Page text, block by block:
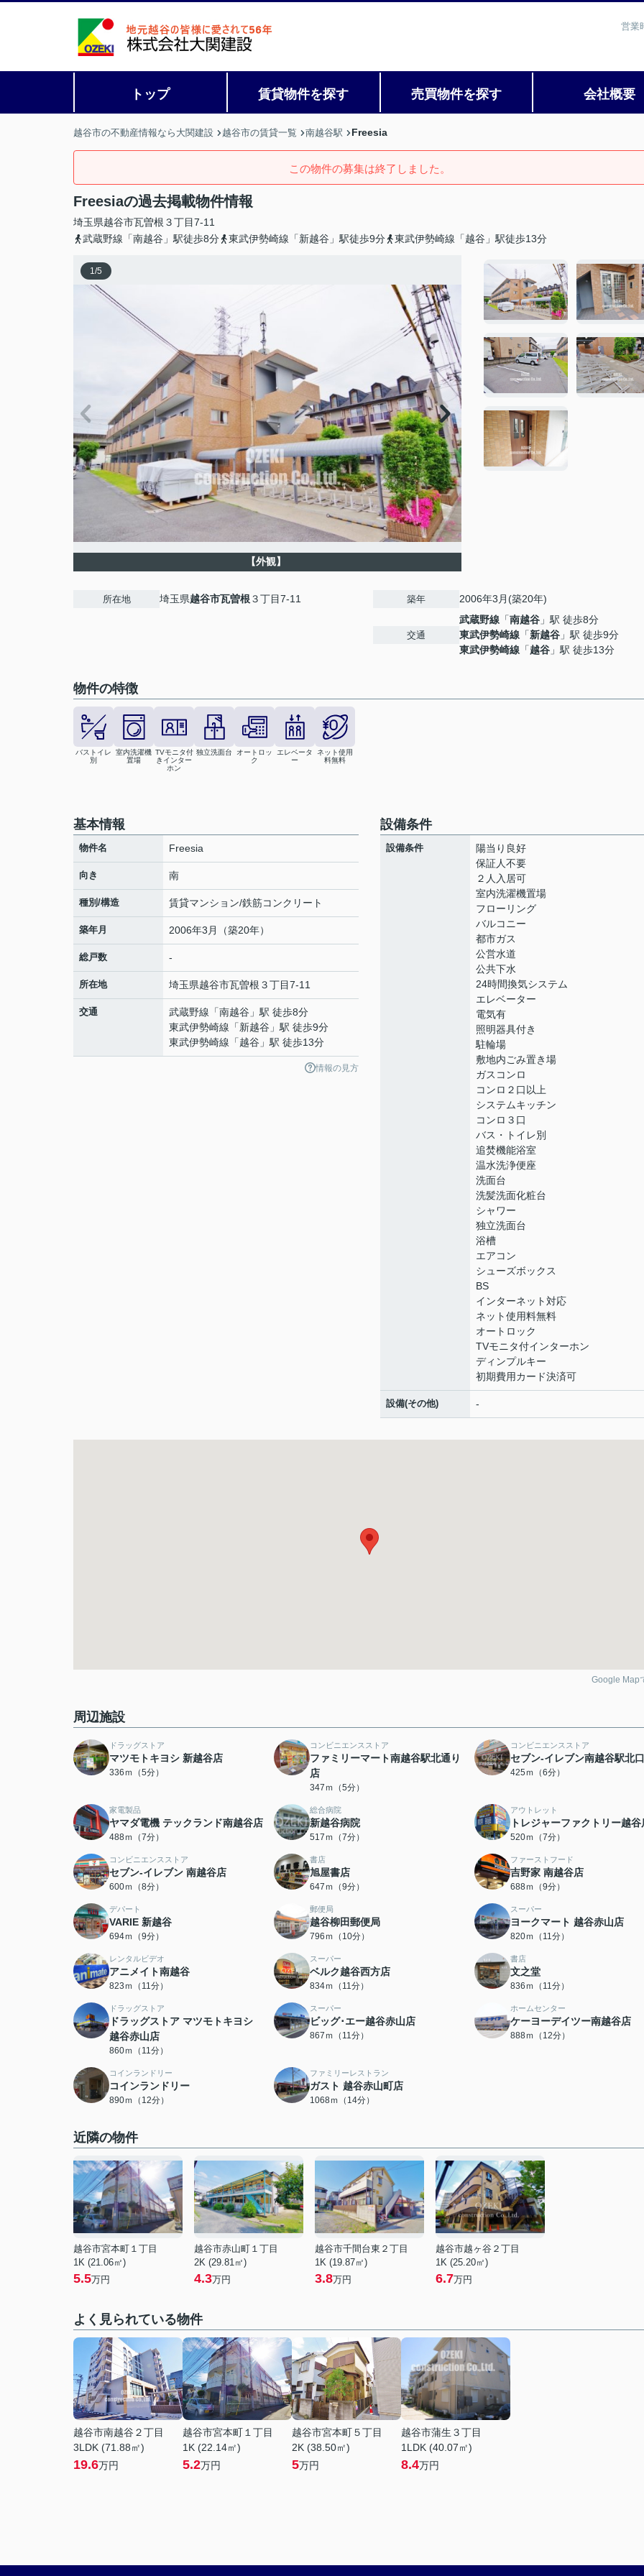
営業
トップ 賃貸物件を探す 売買物件を探す 会社概要
越谷市の不動産情報なら大関建設 越谷市の賃貸一覧 南越谷駅 Freesia
この物件の募集は終了しました。
Freesiaの過去掲載物件情報
埼玉県越谷市瓦曽根 ３丁目7-11
武蔵野線「南越谷」駅徒歩8分
東武伊勢崎線「新越谷」駅徒歩9分 東武伊勢崎線「越谷」駅徒歩13分
1/5
【外観】
所在地 埼玉県越谷市瓦曽根３丁目7-11 築年 2006年3月(築20年)
交通
武蔵野線 「南越谷 」駅 徒歩8分
東武伊勢崎線 「新越谷 」駅 徒歩9分
東武伊勢崎線 「越谷 」駅 徒歩13分
物件の特徴
バストイレ
別
室内洗濯機
置場
TVモニタ付
きインター
ホン
独立洗面台
オートロッ
ク
エレベータ
ー
ネット使用
料無料
基本情報
物件名 Freesia
向き 南
種別/構造 賃貸マンション/鉄筋コンクリート
築年月 2006年3月（築20年）
総戸数 -
所在地 埼玉県越谷市瓦曽根 ３丁目7-11
交通 武蔵野線 「南越谷 」駅 徒歩8分
東武伊勢崎線 「新越谷 」駅 徒歩9分
東武伊勢崎線 「越谷 」駅 徒歩13分
情報の見方
設備条件
設備条件
陽当り良好
保証人不要
２人入居可
室内洗濯機置場
フローリング
バルコニー
都市ガス
公営水道
公共下水
24時間換気システム
エレベーター
電気有
照明器具付き
駐輪場
敷地内ごみ置き場
ガスコンロ
コンロ２口以上
システムキッチン
コンロ３口
バス・トイレ別
追焚機能浴室
温水洗浄便座
洗面台
洗髪洗面化粧台
シャワー
独立洗面台
浴槽
エアコン
シューズボックス
BS
インターネット対応
ネット使用料無料
オートロック
TVモニタ付インターホン
ディンプルキー
初期費用カード決済可
設備(その他) -
Google Map
周辺施設
ドラッグストア
マツモトキヨシ 新越谷店
336ｍ（5分）
コンビニエンスストア
ファミリーマート南越谷駅北通り
店
347ｍ（5分）
コンビニエンスストア
セブン-イレブン南越谷駅北
425ｍ（6分）
家電製品
ヤマダ電機 テックランド南越谷店
488ｍ（7分）
総合病院
新越谷病院
517ｍ（7分）
アウトレット
トレジャーファクトリー越谷
520ｍ（7分）
コンビニエンスストア
セブン‐イレブン 南越谷店
600ｍ（8分）
書店
旭屋書店
647ｍ（9分）
ファーストフード
吉野家 南越谷店
688ｍ（9分）
デパート
VARIE 新越谷
694ｍ（9分）
郵便局
越谷柳田郵便局
796ｍ（10分）
スーパー
ヨークマート 越谷赤山店
820ｍ（11分）
レンタルビデオ
アニメイト南越谷
823ｍ（11分）
スーパー
ベルク越谷西方店
834ｍ（11分）
書店
文之堂
836ｍ（11分）
ドラッグストア
ドラッグストア マツモトキヨシ
越谷赤山店
860ｍ（11分）
スーパー
ビッグ･エー越谷赤山店
867ｍ（11分）
ホームセンター
ケーヨーデイツー南越谷店
888ｍ（12分）
コインランドリー
コインランドリー
890ｍ（12分）
ファミリーレストラン
ガスト 越谷赤山町店
1068ｍ（14分）
近隣の物件
越谷市宮本町１丁目
1K (21.06㎡)
5.5万円
越谷市赤山町１丁目
2K (29.81㎡)
4.3万円
越谷市千間台東２丁目
1K (19.87㎡)
3.8万円
越谷市越ヶ谷２丁目
1K (25.20㎡)
6.7万円
よく見られている物件
越谷市南越谷２丁目
3LDK (71.88㎡)
19.6万円
越谷市宮本町１丁目
1K (22.14㎡)
5.2万円
越谷市宮本町５丁目
2K (38.50㎡)
5万円
越谷市蒲生３丁目
1LDK (40.07㎡)
8.4万円